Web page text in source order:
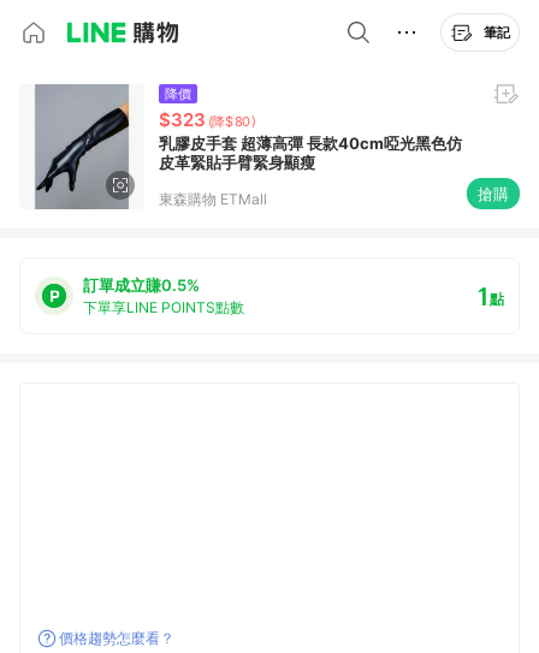
筆記
降價
$323 (降$80)
乳膠皮手套 超薄高彈 長款40cm啞光黑色仿
皮革緊貼手臂緊身顯瘦
東森購物 ETMall 搶購
訂單成立賺0.5%
下單享LINE POINTS點數 1點
價格趨勢怎麼看？